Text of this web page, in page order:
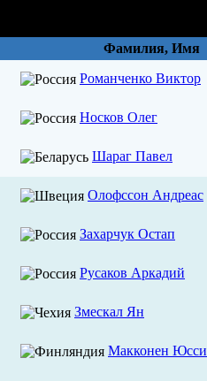
Фамилия, Имя
Романченко Виктор
Носков Олег
Шараг Павел
Олофссон Андреас
Захарчук Остап
Русаков Аркадий
Змескал Ян
Макконен Юсси